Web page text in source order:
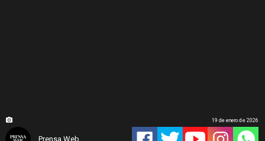
Prensa Web
19 de enero de 2026